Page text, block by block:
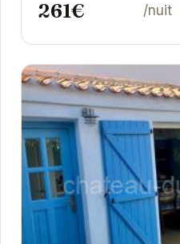
261€ /nuit